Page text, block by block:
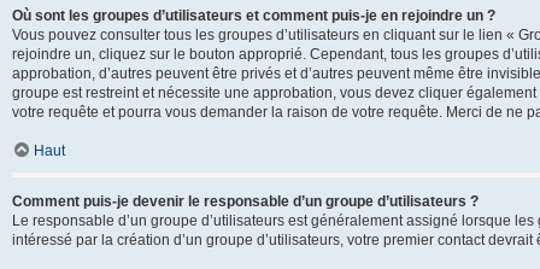
Où sont les groupes d’utilisateurs et comment puis-je en rejoindre un ?
Vous pouvez consulter tous les groupes d’utilisateurs en cliquant sur le lien «
rejoindre un, cliquez sur le bouton approprié. Cependant, tous les groupes
approbation, d’autres peuvent être privés et d’autres peuvent même être
groupe est restreint et nécessite une approbation, vous devez cliquer
votre requête et pourra vous demander la raison de votre requête. Merci de ne
Haut
Comment puis-je devenir le responsable d’un groupe d’utilisateurs ?
Le responsable d’un groupe d’utilisateurs est généralement assigné lorsque
intéressé par la création d’un groupe d’utilisateurs, votre premier contact